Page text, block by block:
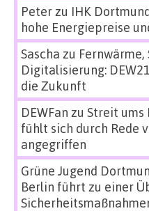
Peterzu IHK
hohe Energiepreise
Sascha zu
Digitalisierung:
die Zukunft
DEWFan zu Streit ums
fühlt sich durch Rede
angegriffen
Grüne Jugend
Berlin führt zu einer